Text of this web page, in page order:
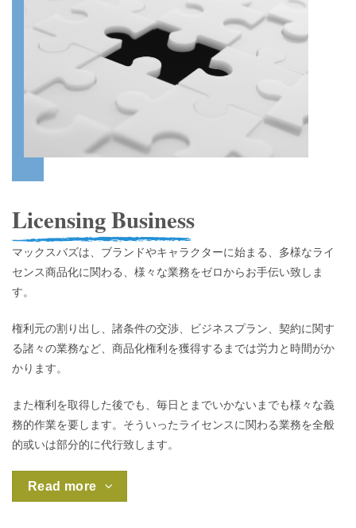
Licensing Business
マックスバズは、ブランドやキャラクターに始まる、多様なライ
センス商品化に関わる、様々な業務をゼロからお手伝い致しま
す。
権利元の割り出し、諸条件の交渉、ビジネスプラン、契約に関す
る諸々の業務など、商品化権利を獲得するまでは労力と時間がか
かります。
また権利を取得した後でも、毎日とまでいかないまでも様々な義
務的作業を要します。そういったライセンスに関わる業務を全般
的或いは部分的に代行致します。
Read more